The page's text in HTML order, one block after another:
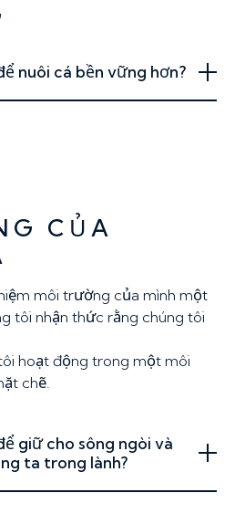
nuôi cá bền vững hơn?
CỦA
môi trường của mình một
tôi nhận thức rằng chúng tôi
hoạt động trong một môi
chẽ.
giữ cho sông ngòi và
ta trong lành?